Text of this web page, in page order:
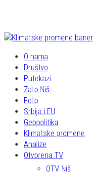
O nama
Društvo
Putokazi
Zato Niš
Foto
Srbija i EU
Geopolitika
Klimatske promene
Analize
Otvorena TV
OTV Niš